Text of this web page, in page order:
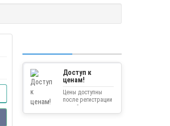
Доступ к
ценам!
Цены доступны
после регистрации
на сайте.